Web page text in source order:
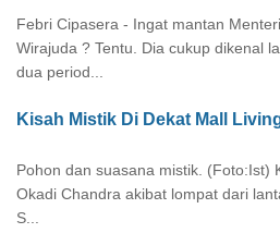
Febri Cipasera - Ingat mantan
Wirajuda ? Tentu. Dia cukup dikenal
dua period...
Kisah Mistik Di Dekat Mall
Pohon dan suasana mistik. (Foto:Ist)
Okadi Chandra akibat lompat dari
S...